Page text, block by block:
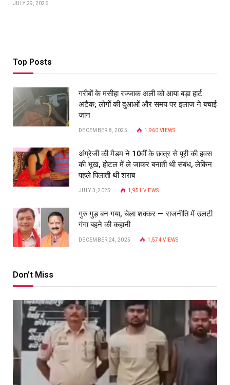
JULY 29, 2026
Top Posts
गरीबों के मसीहा रज्‍जाक अली को आया बड़ा हार्ट
अटैक; लोगों की दुआओं और समय पर इलाज ने बचाई
जान
DECEMBER 8, 2025 1,960 VIEWS
अंग्रेजी की मैडम ने 10वीं के छात्र से पूरी की हवस
की भूख, होटल में ले जाकर बनाती थी संबंध, लेकिन
पहले पिलाती थी शराब
JULY 3, 2025 1,951 VIEWS
गुरु गुड़ बन गया, चेला शक्कर — राजनीति में उलटी
गंगा बहने की कहानी
DECEMBER 24, 2025 1,574VIEWS
Don't Miss